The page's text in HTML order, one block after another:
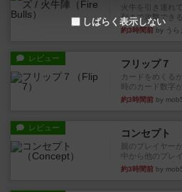
火牛を引き連れ
列まで攻撃でき
約3時間前 by うら
レビュー フリップ７
カードをめくる
時のカード数字
約3時間前 by
レビュー コンセプト
親のプレイヤー
中から他のプレ
約3時間前 by
しばらく表示しない